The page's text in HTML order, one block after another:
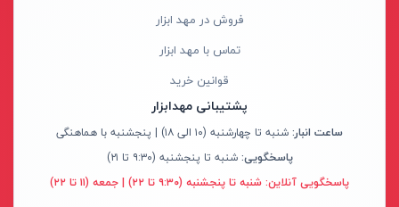
فروش در مهد ابزار
تماس با مهد ابزار
قوانین خرید
پشتیبانی مهدابزار
ساعت انبار:شنبه تا چهارشنبه (۱۰ الی ۱۸) | پنجشنبه با هماهنگی
پاسخگویی:شنبه تا پنجشنبه (۹:۳۰ تا ۲۱)
پاسخگویی آنلاین:شنبه تا پنجشنبه (۹:۳۰ تا ۲۲) | جمعه (۱۱ تا ۲۲)